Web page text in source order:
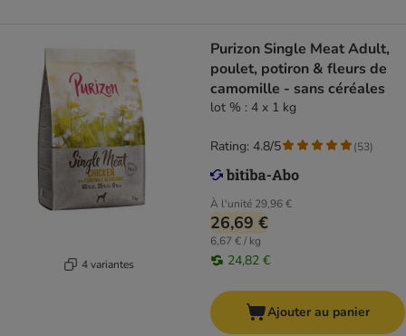
4 variantes
Purizon Single Meat Adult,
poulet, potiron & fleurs de
camomille - sans céréales
lot % : 4 x 1 kg
À l'unité 29,96 €
26,69 €
6,67 € / kg
24,82 €
Rating: 4.8/5 (53)
Ajouter au panier